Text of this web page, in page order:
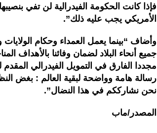
فإذا كانت الحكومة الفيدرالية لن تفي
الأمريكي يجب عليه ذلك”.
وأضاف “بينما يعمل العمداء وحكام
جميع أنحاء البلاد لضمان وفائنا بالأهداف
مجددا الفارق في التمويل الفيدرالي
رسالة هامة وواضحة لبقية العالم : بغض
نحن نشارككم في هذا النضال”.
المصدر/ماب